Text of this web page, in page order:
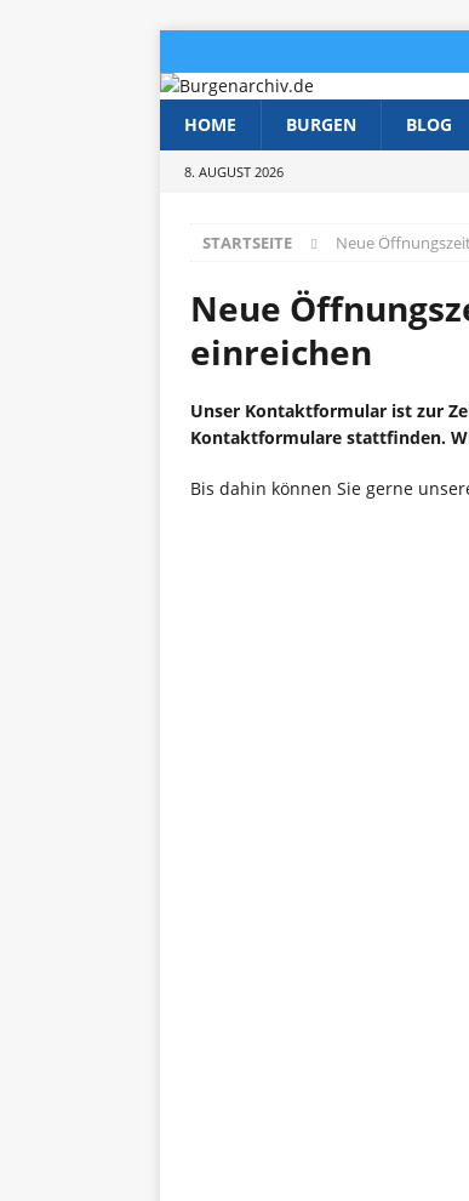
HOME BURGEN BLOG
8. AUGUST 2026
STARTSEITE Neue
Neue
einreichen
Unser Kontaktformular ist zur
Kontaktformulare stattfinden.
Bis dahin können Sie gerne